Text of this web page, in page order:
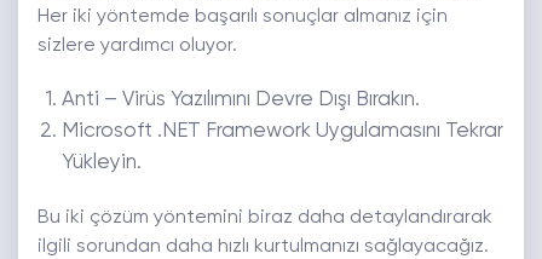
Her iki yöntemde başarılı sonuçlar almanız için
sizlere yardımcı oluyor.
Anti – Virüs Yazılımını Devre Dışı Bırakın.
Microsoft .NET Framework Uygulamasını Tekrar
Yükleyin.
Bu iki çözüm yöntemini biraz daha detaylandırarak
ilgili sorundan daha hızlı kurtulmanızı sağlayacağız.